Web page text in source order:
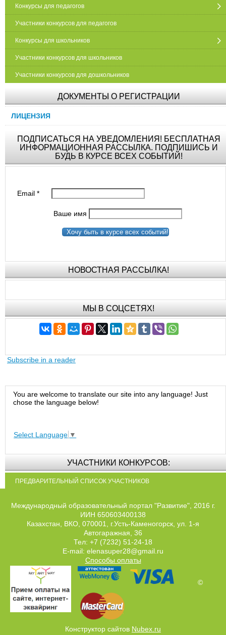
Конкурсы для педагогов
Участники конкурсов для педагогов
Конкурсы для школьников
Участники конкурсов для школьников
Участники конкурсов для дошкольников
ДОКУМЕНТЫ О РЕГИСТРАЦИИ
ЛИЦЕНЗИЯ
ПОДПИСАТЬСЯ НА УВЕДОМЛЕНИЯ! БЕСПЛАТНАЯ
ИНФОРМАЦИОННАЯ РАССЫЛКА. ПОДПИШИСЬ И
БУДЬ В КУРСЕ ВСЕХ СОБЫТИЙ!
Email*
Ваше имя
Хочу быть в курсе всех событий!
НОВОСТНАЯ РАССЫЛКА!
МЫ В СОЦСЕТЯХ!
Subscribe in a reader
You are welcome to translate our site into any language! Just
chose the language below!
Select Language ▼
УЧАСТНИКИ КОНКУРСОВ:
ПРЕДВАРИТЕЛЬНЫЙ СПИСОК УЧАСТНИКОВ
Международный образовательный портал "Развитие", 2016 г.
ИИН 650603400138
Казахстан, ВКО, 070001, г.Усть-Каменогорск, ул. 1-я
Автогаражная, 36
Тел: +7 (7232) 51-24-18
E-mail: elenasuper28@gmail.ru
Способы оплаты
©
Конструктор сайтов Nubex.ru